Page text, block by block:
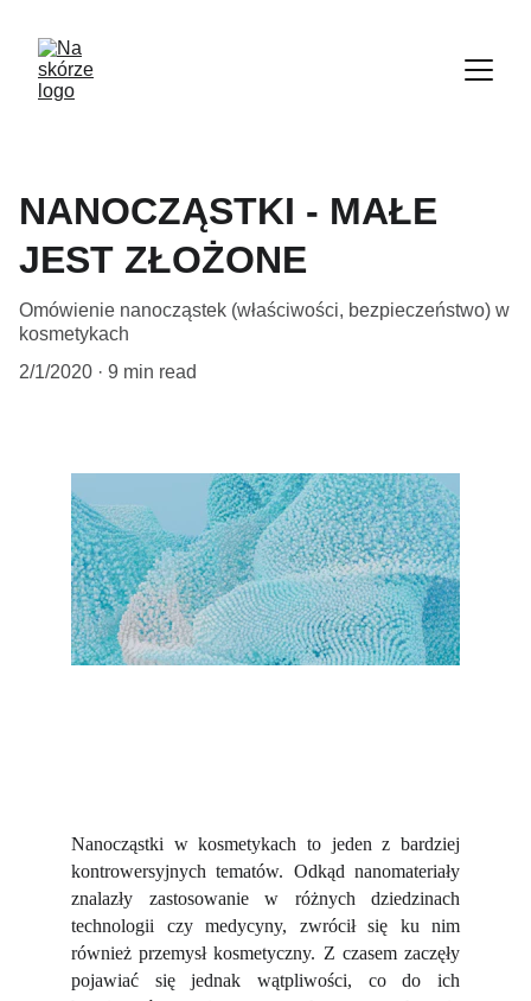
NANOCZĄSTKI - MAŁE
JEST ZŁOŻONE
Omówienie nanocząstek (właściwości, bezpieczeństwo) w
kosmetykach
2/1/2020
9 min read
Nanocząstki w kosmetykach to jeden z bardziej
kontrowersyjnych tematów. Odkąd nanomateriały
znalazły zastosowanie w różnych dziedzinach
technologii czy medycyny, zwrócił się ku nim
również przemysł kosmetyczny. Z czasem zaczęły
pojawiać się jednak wątpliwości, co do ich